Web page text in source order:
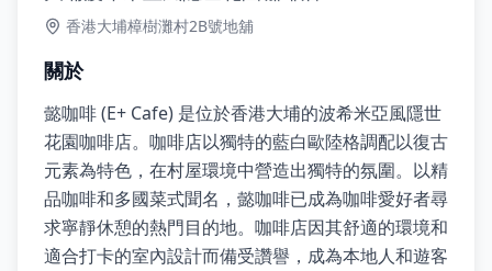
香港大埔樟樹灘村2B號地舖
關於
懿咖啡 (E+ Cafe) 是位於香港大埔的波希米亞風隱世
花園咖啡店。咖啡店以獨特的藍白歐陸格調配以復古
元素為特色，在村屋環境中營造出獨特的氛圍。以精
品咖啡和多國菜式聞名，懿咖啡已成為咖啡愛好者尋
求寧靜休憩的熱門目的地。咖啡店因其舒適的環境和
適合打卡的室內設計而備受讚譽，成為本地人和遊客